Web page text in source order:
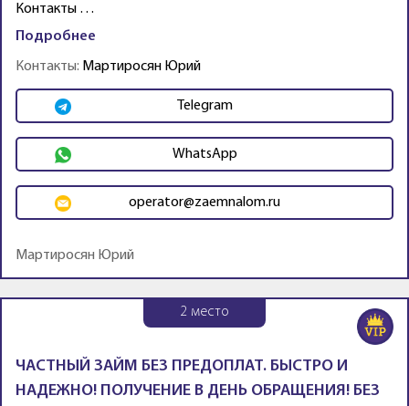
Контакты …
Подробнее
Контакты: Мартиросян Юрий
Telegram
WhatsApp
operator@zaemnalom.ru
Мартиросян Юрий
2 место
ЧАСТНЫЙ ЗАЙМ БЕЗ ПРЕДОПЛАТ. БЫСТРО И
НАДЕЖНО! ПОЛУЧЕНИЕ В ДЕНЬ ОБРАЩЕНИЯ! БЕЗ